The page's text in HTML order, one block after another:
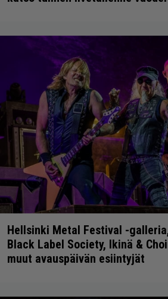
Hellsinki Metal Festival -
Black Label Society, Ikinä &
muut avauspäivän esiintyjät